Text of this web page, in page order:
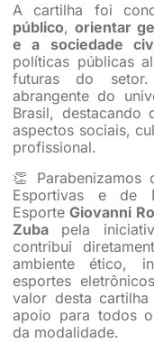
A cartilha foi
público, orientar
e a sociedade
políticas públicas
futuras do
abrangente do
Brasil, destacando
aspectos sociais,
profissional.
👏
Esportivas e de
EsporteGiovanni
Zuba pela
contribui
ambiente ético,
esportes
valor desta
apoio para todos
da modalidade.